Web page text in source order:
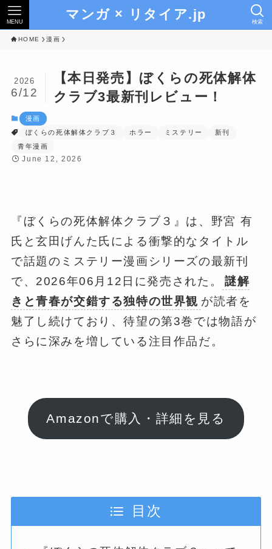
マンガ × リタイア.jp 検索
MENU
HOME 漫画
【本日発売】ぼくらの死体解体
クラブ3最新刊レビュー！
2026
6/12
漫画
ぼくらの死体解体クラブ３
ホラー ミステリー
新刊
青年漫画
June 12, 2026
『ぼくらの死体解体クラブ３』は、野宮 有
氏と玄田げんた氏による衝撃的なタイトル
で話題のミステリー漫画シリーズの最新刊
で、2026年06月12日に発売された。
謎解
きと青春が交錯する独特の世界観 が読者を
魅了し続けており、待望の第3巻では物語が
さらに深みを増している注目作品だ。
Amazonで購入・詳細を見る
目次